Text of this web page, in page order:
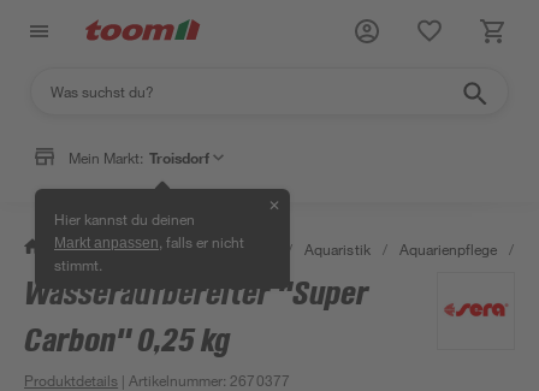
Mein Markt: Troisdorf
Hier kannst du deinen
Markt anpassen , falls er nicht
stimmt.
✕
/ Garten & Freizeit / Tierbedarf / Aquaristik / Aquarienpflege /
Wasseraufbereiter "Super
Carbon" 0,25 kg
Produktdetails | Artikelnummer: 2670377